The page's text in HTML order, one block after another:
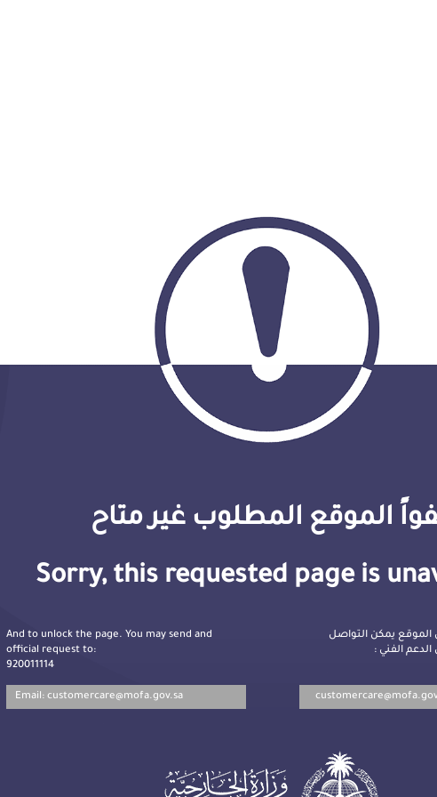
الموقع المطلوب غير متاح
Sorry, this requested page is
يمكن التواصل
الفني :
And to unlock the page. You may send and
official request to:
920011114
Email: customercare@mofa.gov.sa